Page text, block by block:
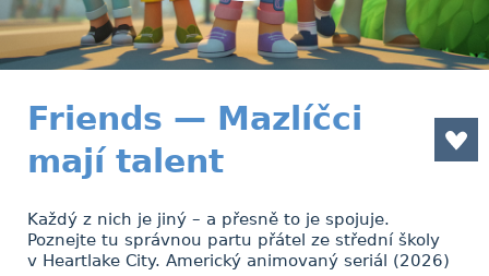
Friends — Mazlíčci
mají talent
Každý z nich je jiný – a přesně to je spojuje.
Poznejte tu správnou partu přátel ze střední školy
v Heartlake City. Americký animovaný seriál (2026)